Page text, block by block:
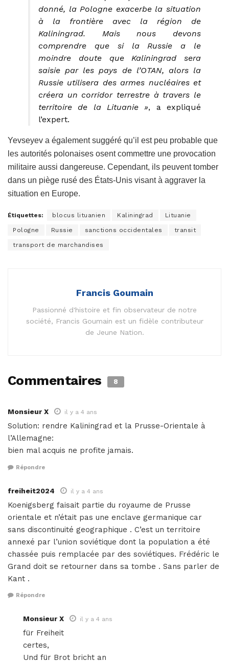
donné, la Pologne exacerbe la situation
à la frontière avec la région de
Kaliningrad. Mais nous devons
comprendre que si la Russie a le
moindre doute que Kaliningrad sera
saisie par les pays de l’OTAN, alors la
Russie utilisera des armes nucléaires et
créera un corridor terrestre à travers le
territoire de la Lituanie », a expliqué
l’expert.
Yevseyev a également suggéré qu’il est peu probable que
les autorités polonaises osent commettre une provocation
militaire aussi dangereuse. Cependant, ils peuvent tomber
dans un piège rusé des États-Unis visant à aggraver la
situation en Europe.
Étiquettes: blocus lituanien Kaliningrad Lituanie
Pologne Russie sanctions occidentales transit
transport de marchandises
Francis Goumain
Passionné d'histoire et fin observateur de notre
société, Francis Goumain est un fidèle contributeur
de Jeune Nation.
Commentaires 8
Monsieur X il y a 4 ans
Solution: rendre Kaliningrad et la Prusse-Orientale à
l’Allemagne:
bien mal acquis ne profite jamais.
Répondre
freiheit2024 il y a 4 ans
Koenigsberg faisait partie du royaume de Prusse
orientale et n’était pas une enclave germanique car
sans discontinuité geographique . C’est un territoire
annexé par l’union soviétique dont la population a été
chassée puis remplacée par des soviétiques. Frédéric le
Grand doit se retourner dans sa tombe . Sans parler de
Kant .
Répondre
Monsieur X il y a 4 ans
für Freiheit
certes,
Und für Brot bricht an